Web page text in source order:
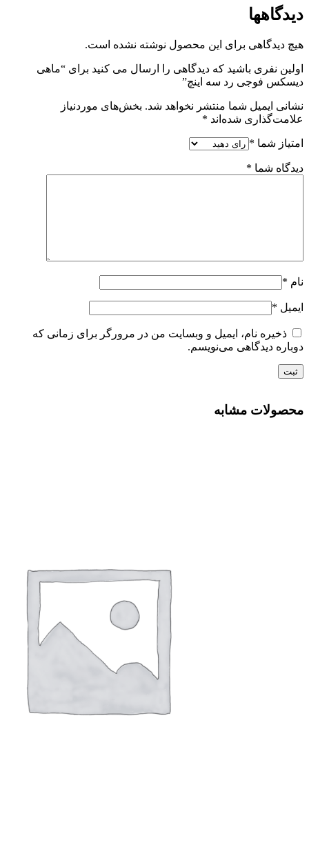
دیدگاهها
هیچ دیدگاهی برای این محصول نوشته نشده است.
اولین نفری باشید که دیدگاهی را ارسال می کنید برای “ماهی
دیسکس فوجی رد سه اینچ”
نشانی ایمیل شما منتشر نخواهد شد. بخش‌های موردنیاز
علامت‌گذاری شده‌اند *
امتیاز شما *
دیدگاه شما *
نام *
ایمیل *
ذخیره نام، ایمیل و وبسایت من در مرورگر برای زمانی که
دوباره دیدگاهی می‌نویسم.
محصولات مشابه